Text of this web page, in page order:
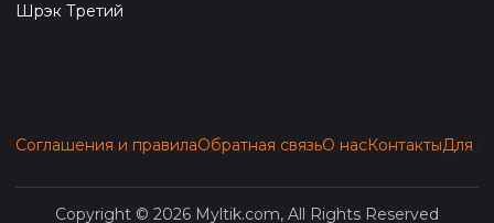
Шрэк Третий
Соглашения и правилаОбратная связьО насКонтактыДля
Copyright © 2026 Myltik.com, All Rights Reserved